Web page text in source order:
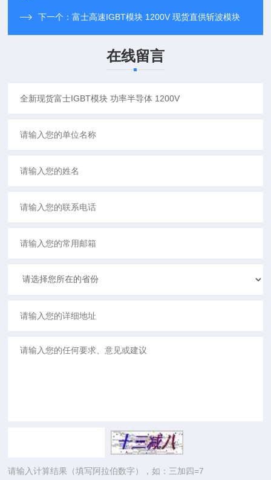
下一个：富士高速IGBT模块 1200V 现货直供斩波模块
在线留言
请输入计算结果（填写阿拉伯数字），如：三加四=7